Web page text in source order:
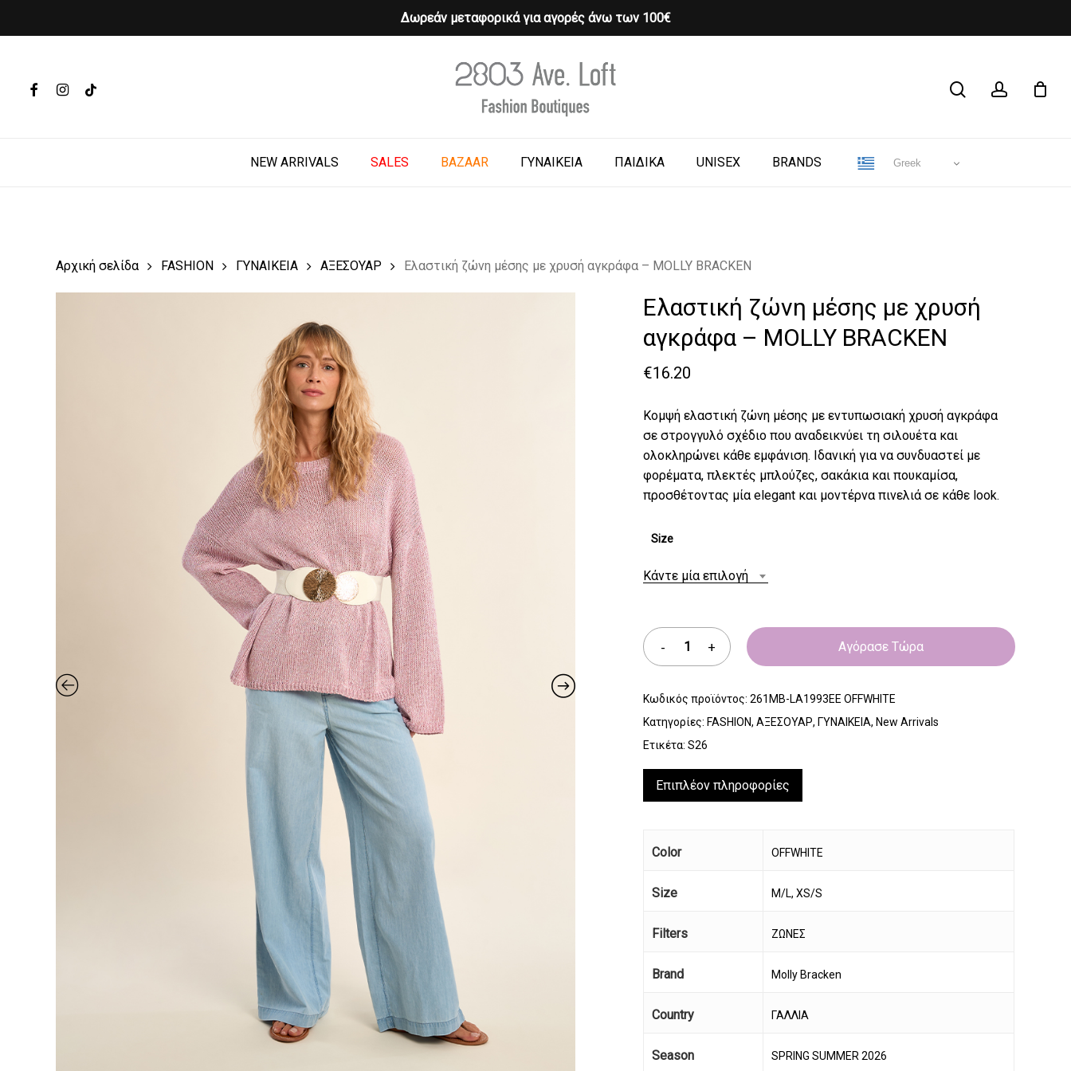
Δωρεάν μεταφορικά για αγορές άνω των 100€
Hit enter to search or ESC to close
FACEBOOKINSTAGRAM
TIKTOK
NEW ARRIVALS SALES BAZAAR ΓΥΝΑΙΚΕΙΑ ΠΑΙΔΙΚΑ UNISEX BRANDS Greek
Cart CLOSE
Αρχική σελίδα FASHION ΓΥΝΑΙΚΕΙΑ ΑΞΕΣΟΥΑΡ Ελαστική ζώνη μέσης με χρυσή αγκράφα – MOLLY BRACKEN
Ελαστική ζώνη μέσης με χρυσή
αγκράφα – MOLLY BRACKEN
€16.20
Κομψή ελαστική ζώνη μέσης με εντυπωσιακή χρυσή αγκράφα
σε στρογγυλό σχέδιο που αναδεικνύει τη σιλουέτα και
ολοκληρώνει κάθε εμφάνιση. Ιδανική για να συνδυαστεί με
φορέματα, πλεκτές μπλούζες, σακάκια και πουκαμίσα,
προσθέτοντας μία elegant και μοντέρνα πινελιά σε κάθε look.
Size
Κάντε μία επιλογή
Αγόρασε Τώρα
Κωδικός προϊόντος:261MB-LA1993EE OFFWHITE
Κατηγορίες: FASHION,ΑΞΕΣΟΥΑΡ, ΓΥΝΑΙΚΕΙΑ, New Arrivals
Ετικέτα:S26
Επιπλέον πληροφορίες
Color OFFWHITE
Size M/L, XS/S
Filters ΖΩΝΕΣ
Brand Molly Bracken
Country ΓΑΛΛΙΑ
Season SPRING SUMMER 2026